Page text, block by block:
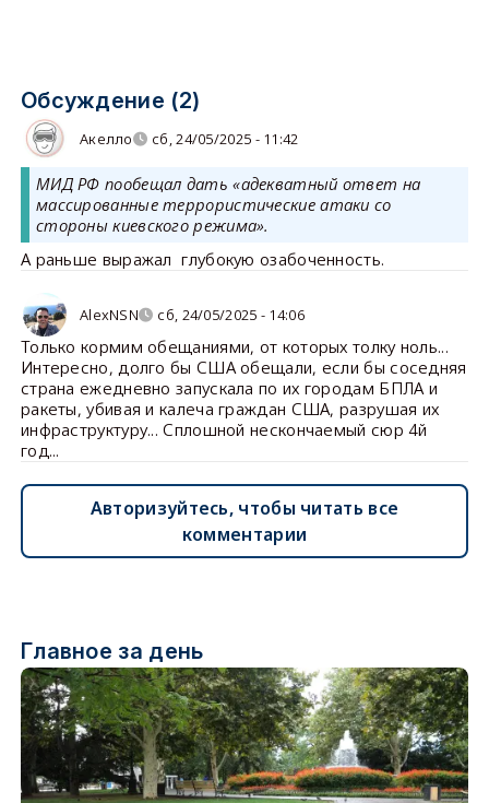
Обсуждение (2)
Акелло сб, 24/05/2025 - 11:42
МИД РФ пообещал дать «адекватный ответ на
массированные террористические атаки со
стороны киевского режима».
А раньше выражал глубокую озабоченность.
AlexNSN сб, 24/05/2025 - 14:06
Только кормим обещаниями, от которых толку ноль...
Интересно, долго бы США обещали, если бы соседняя
страна ежедневно запускала по их городам БПЛА и
ракеты, убивая и калеча граждан США, разрушая их
инфраструктуру... Сплошной нескончаемый сюр 4й
год...
Авторизуйтесь, чтобы читать все
комментарии
Главное за день